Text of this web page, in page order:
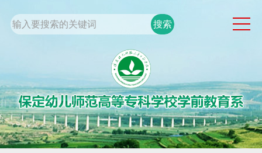
网站首页
通知公告
党团工作
专业建设
学生工作